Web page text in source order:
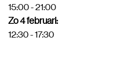
15:00 - 21:00
Zo 4 februari:
12:30 - 17:30